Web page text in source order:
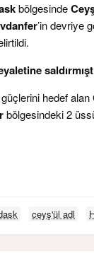
bölgesinde
’in devriye
hedef alan
bölgesindeki 2
ceyş'ül adl